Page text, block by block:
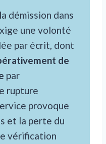
démission dans
une volonté
par écrit, dont
de
par
rupture
provoque
et la perte du
vérification